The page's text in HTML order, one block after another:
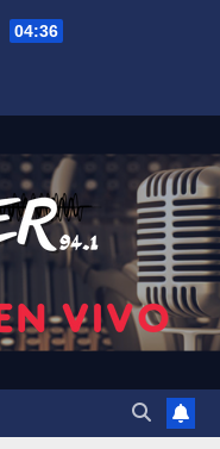
04:36